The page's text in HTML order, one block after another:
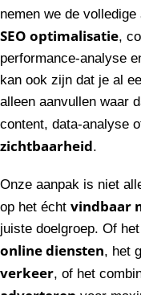
nemen we de volledige
SEO optimalisatie,
performance-analyse
kan ook zijn dat je al
alleen aanvullen waar
content, data-analyse
zichtbaarheid.
Onze aanpak is niet
op het écht vindbaar
juiste doelgroep. Of
online diensten, het
verkeer, of het